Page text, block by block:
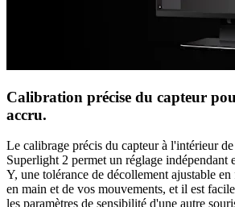
Calibration précise du capteur
accru.
Le calibrage précis du capteur à l'intérieur
Superlight 2 permet un réglage indépendant
Y, une tolérance de décollement ajustable
en main et de vos mouvements, et il est
les paramètres de sensibilité d'une autre